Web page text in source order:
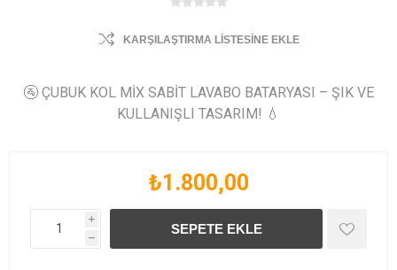
KARŞILAŞTIRMA LISTESINE EKLE
🚰 ÇUBUK KOL MİX SABİT LAVABO BATARYASI – ŞIK VE
KULLANIŞLI TASARIM! 💧
₺1.800,00
i
h